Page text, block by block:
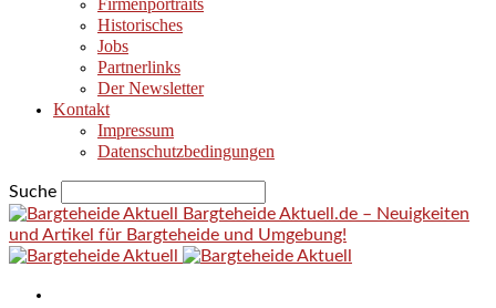
Firmenportraits
Historisches
Jobs
Partnerlinks
Der Newsletter
Kontakt
Impressum
Datenschutzbedingungen
Suche
Bargteheide Aktuell.de – Neuigkeiten
und Artikel für Bargteheide und Umgebung!